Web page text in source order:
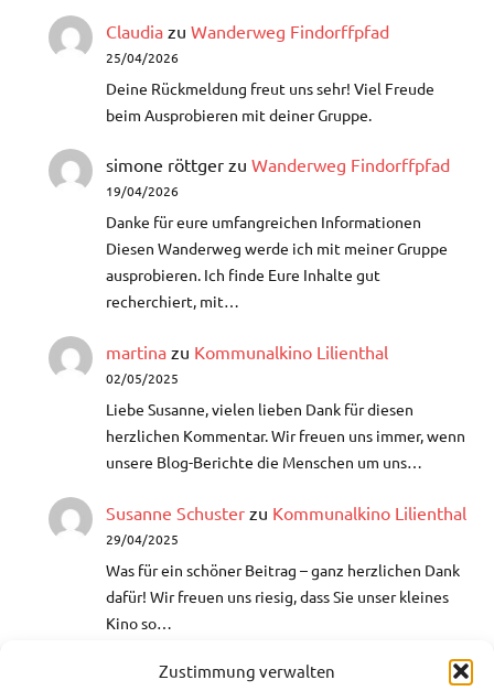
Zustimmung verwalten
Claudia zu Wanderweg Findorffpfad
25/04/2026
Deine Rückmeldung freut uns sehr! Viel Freude
beim Ausprobieren mit deiner Gruppe.
simone röttger zu Wanderweg Findorffpfad
19/04/2026
Danke für eure umfangreichen Informationen
Diesen Wanderweg werde ich mit meiner Gruppe
ausprobieren. Ich finde Eure Inhalte gut
recherchiert, mit…
martina zu Kommunalkino Lilienthal
02/05/2025
Liebe Susanne, vielen lieben Dank für diesen
herzlichen Kommentar. Wir freuen uns immer, wenn
unsere Blog-Berichte die Menschen um uns…
Susanne Schuster zu Kommunalkino Lilienthal
29/04/2025
Was für ein schöner Beitrag – ganz herzlichen Dank
dafür!​ Wir freuen uns riesig, dass Sie unser kleines
Kino so…
zuAquarellmalerei- Lust auf